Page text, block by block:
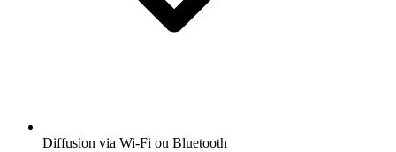
Diffusion via Wi-Fi ou Bluetooth